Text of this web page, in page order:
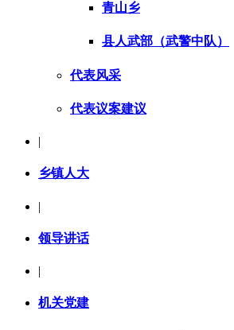
青山乡
县人武部（武警中队）
代表风采
代表议案建议
|
乡镇人大
|
领导讲话
|
机关党建